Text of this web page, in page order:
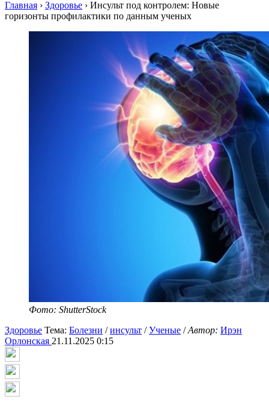
Главная › Здоровье › Инсульт под контролем: Новые
горизонты профилактики по данным ученых
Фото: ShutterStock
Здоровье Тема: Болезни /инсульт /Ученые /Автор: Ирэн
Орлонская 21.11.2025 0:15